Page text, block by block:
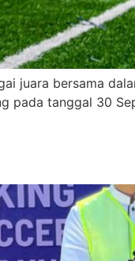
juara bersama
pada tanggal 30